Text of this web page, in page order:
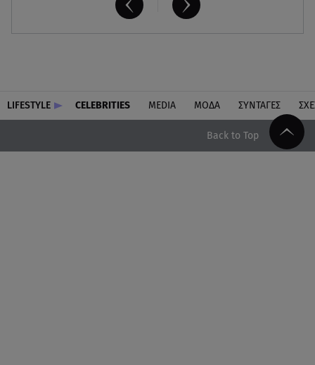
LIFESTYLE CELEBRITIES MEDIA ΜΟΔΑ ΣΥΝΤΑΓΕΣ
Back to Top